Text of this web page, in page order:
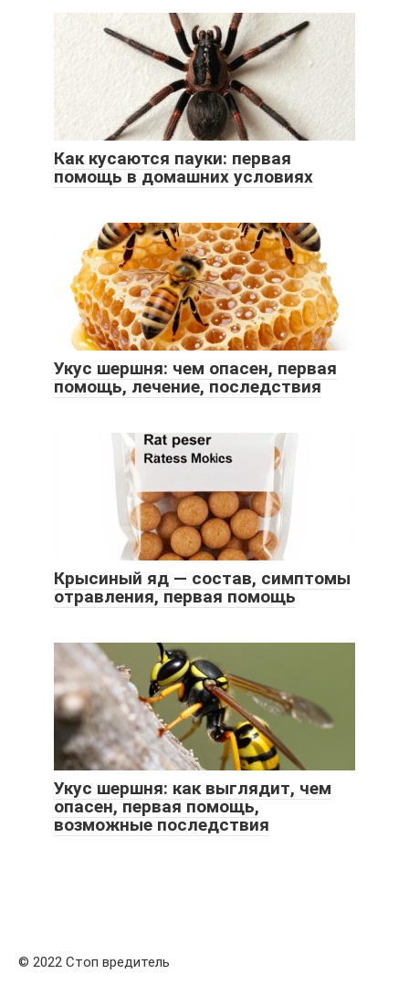
Как кусаются пауки: первая
помощь в домашних условиях
Укус шершня: чем опасен, первая
помощь, лечение, последствия
Крысиный яд — состав, симптомы
отравления, первая помощь
Укус шершня: как выглядит, чем
опасен, первая помощь,
возможные последствия
© 2022 Стоп вредитель